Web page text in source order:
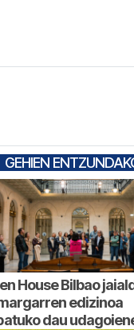
GEHIEN
House Bilbao
edizinoa
dau